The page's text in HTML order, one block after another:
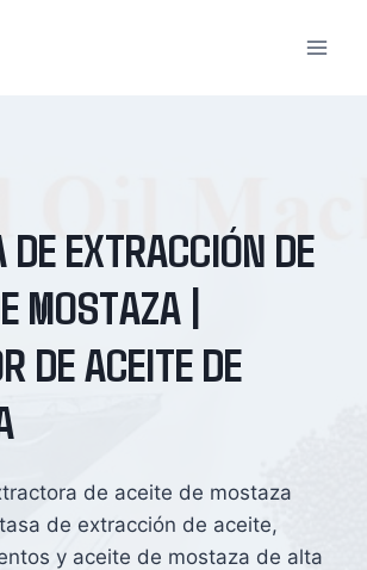
EXTRACCIÓN DE
MOSTAZA |
DE ACEITE DE
de aceite de mostaza
de extracción de aceite,
y aceite de mostaza de alta